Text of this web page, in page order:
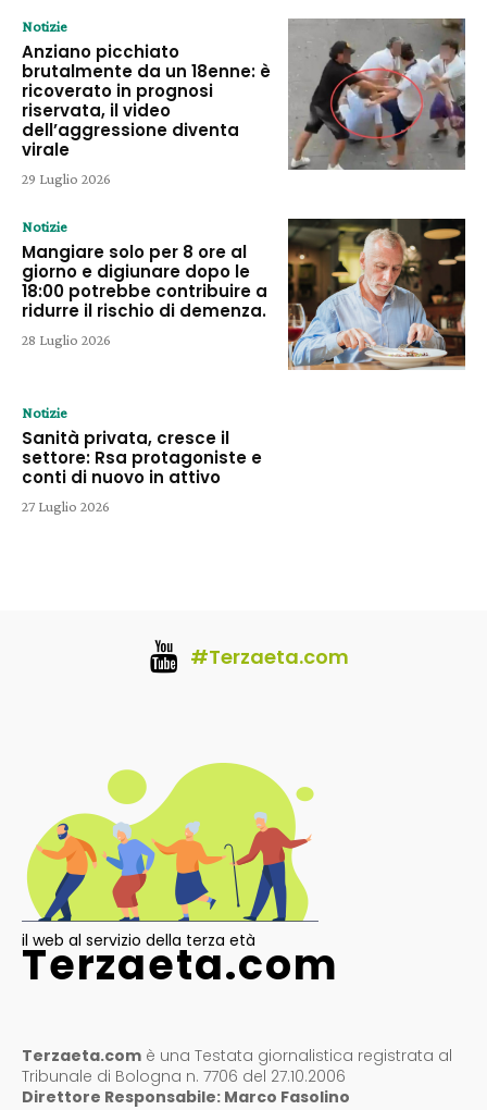
Notizie
Anziano picchiato
brutalmente da un 18enne: è
ricoverato in prognosi
riservata, il video
dell’aggressione diventa
virale
29 Luglio 2026
Notizie
Mangiare solo per 8 ore al
giorno e digiunare dopo le
18:00 potrebbe contribuire a
ridurre il rischio di demenza.
28 Luglio 2026
Notizie
Sanità privata, cresce il
settore: Rsa protagoniste e
conti di nuovo in attivo
27 Luglio 2026
#Terzaeta.com
il web al servizio della terza età
Terzaeta.com
Terzaeta.com è una Testata giornalistica registrata al
Tribunale di Bologna n. 7706 del 27.10.2006
Direttore Responsabile: Marco Fasolino